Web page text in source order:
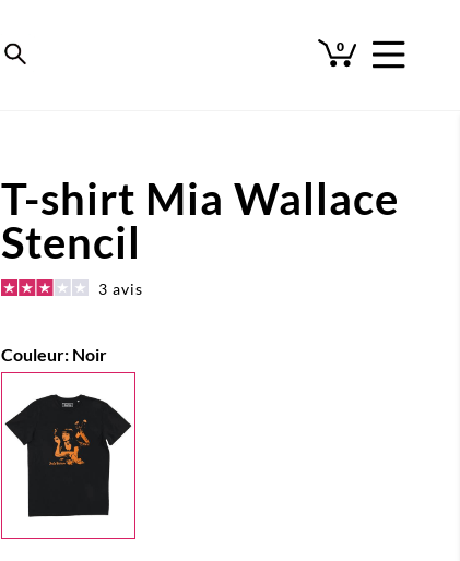
0
T-shirt Mia Wallace
Stencil
3 avis
Couleur: Noir